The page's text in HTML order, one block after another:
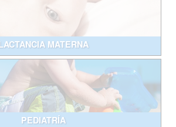
MATERNA
PEDIATRÍA